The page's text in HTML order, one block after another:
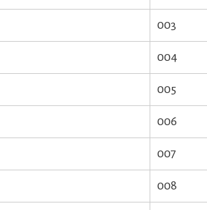
003
004
005
006
007
008